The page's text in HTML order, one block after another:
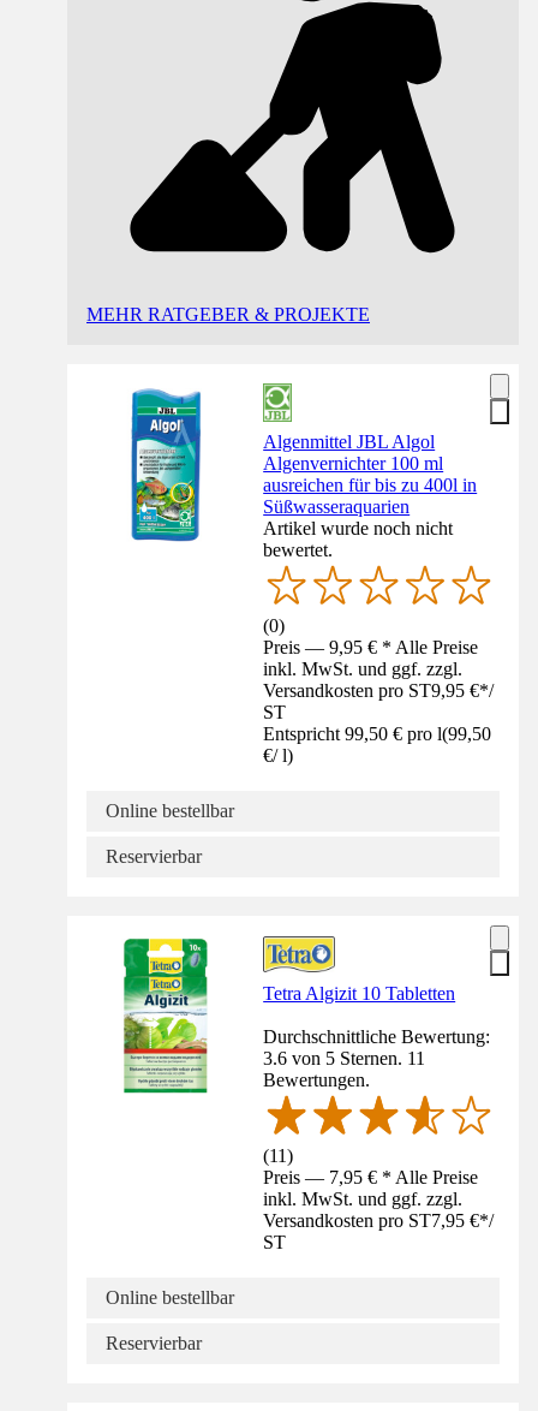
MEHR RATGEBER & PROJEKTE
Algenmittel JBL Algol
Algenvernichter 100 ml
ausreichen für bis zu 400l in
Süßwasseraquarien
Artikel wurde noch nicht
bewertet.
(0)
Preis — 9,95 € * Alle Preise
inkl. MwSt. und ggf. zzgl.
Versandkosten pro ST9,95 €*/
ST
Entspricht 99,50 € pro l(99,50
€/ l)
Online bestellbar
Reservierbar
Tetra Algizit 10 Tabletten
Durchschnittliche Bewertung:
3.6 von 5 Sternen. 11
Bewertungen.
(11)
Preis — 7,95 € * Alle Preise
inkl. MwSt. und ggf. zzgl.
Versandkosten pro ST7,95 €*/
ST
Online bestellbar
Reservierbar